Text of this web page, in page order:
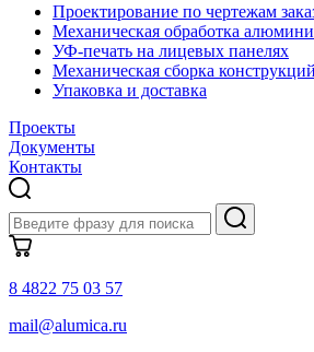
Проектирование по чертежам
Механическая обработка
УФ-печать на лицевых панелях
Механическая сборка конструкций
Упаковка и доставка
Проекты
Документы
Контакты
8 4822 75 03 57
mail@alumica.ru